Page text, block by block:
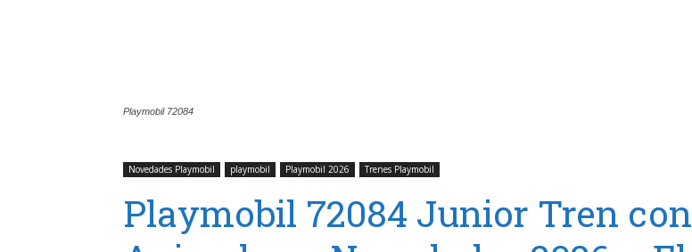
Playmobil 72084
Novedades Playmobil playmobil Playmobil 2026 Trenes Playmobil
Playmobil 72084 Junior Tren con